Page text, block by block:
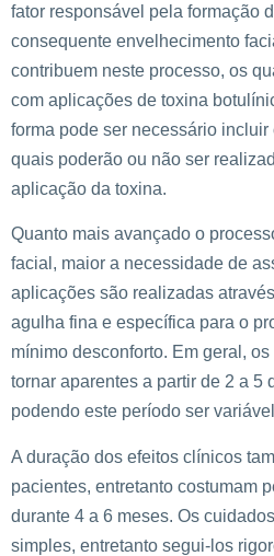
fator responsável pela formação
consequente envelhecimento
contribuem neste processo, os
com aplicações de toxina
forma pode ser necessário
quais poderão ou não ser
aplicação da toxina.
Quanto mais avançado o
facial, maior a necessidade de
aplicações são realizadas
agulha fina e específica para o
mínimo desconforto. Em geral,
tornar aparentes a partir de 2 a 5
podendo este período ser
A duração dos efeitos clínicos
pacientes, entretanto costumam
durante 4 a 6 meses. Os
simples, entretanto segui-los